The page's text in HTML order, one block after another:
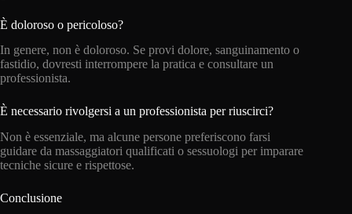
È doloroso o pericoloso?
In genere, non è doloroso. Se provi dolore, sanguinamento o
fastidio, dovresti interrompere la pratica e consultare un
professionista.
È necessario rivolgersi a un professionista per riuscirci?
Non è essenziale, ma alcune persone preferiscono farsi
guidare da massaggiatori qualificati o sessuologi per imparare
tecniche sicure e rispettose.
Conclusione